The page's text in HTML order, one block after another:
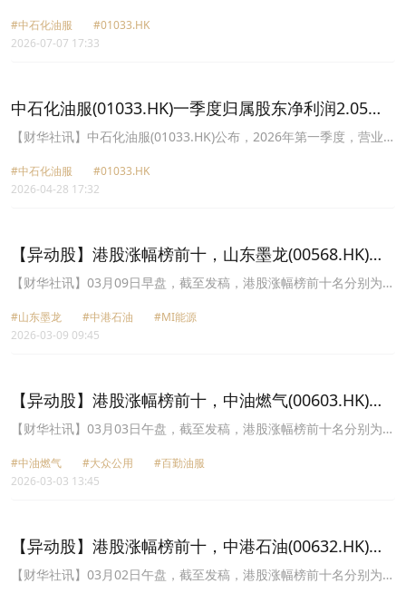
总承包项目第一标段，中标金额为人民币17.72亿元，约占公司中国
会计准则下2025年营业收入的2.2%。公司主要负责承建全长约279公
#中石化油服
#01033.HK
2026-07-07 17:33
中石化油服(01033.HK)一季度归属股东净利润2.05亿
元 同比减少6.2%
【财华社讯】中石化油服(01033.HK)公布，2026年第一季度，营业
2.05亿元，同比减少6.2%；基本每股收益0.011元。
#中石化油服
#01033.HK
2026-04-28 17:32
【异动股】港股涨幅榜前十，山东墨龙(00568.HK)涨
72.29%，中港石油(00632.HK)涨49.43%
【财华社讯】03月09日早盘，截至发稿，港股涨幅榜前十名分别为山
MI能源(01555.HK)涨幅37.21%、百勤油服(02178.HK)涨幅32.98%、
延长石油国际(00346.HK)涨幅24.21%、中石化油服(01033.HK)涨幅
倍做空Coinbase(07311.HK)涨幅18.27%。
#山东墨龙 #中港石油
#MI能源
2026-03-09 09:45
【异动股】港股涨幅榜前十，中油燃气(00603.HK)涨
92.31%，大众公用(01635.HK)涨78.64%
【财华社讯】03月03日午盘，截至发稿，港股涨幅榜前十名分别为中
百勤油服(02178.HK)涨幅74.66%、中港石油(00632.HK)涨幅
56.67%、山东墨龙(00568.HK)涨幅52.94%、龙翼航空科技
天泓文创(08500.HK)涨幅30.77%。
#中油燃气 #大众公用
#百勤油服
2026-03-03 13:45
【异动股】港股涨幅榜前十，中港石油(00632.HK)涨
77.97%，山东墨龙(00568.HK)涨75.98%
【财华社讯】03月02日午盘，截至发稿，港股涨幅榜前十名分别为中